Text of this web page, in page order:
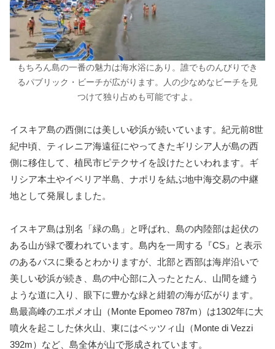
もちろん島の一番の魅力は海水浴にあり。誰でものんびりでき
るパブリック・ビーチが広がります。人の少なめなビーチを見
つけて独り占めも可能ですよ。
イスキア島の西側には美しい砂浜が続いています。紀元前8世
紀中頃、ティレニア海遠征にやってきたギリシア人が島の西
側に移住して、植民市ピテクサイを設けたといわれます。ギ
リシア本土やイベリア半島、ナポリを結ぶ地中海交易の中継
地として発展しました。
イスキア島は別名「緑の島」と呼ばれ、島の内陸部は起伏の
ある山が緑で覆われています。島内を一周する『CS』と表示
のあるバスに乗るとわかりますが、北部と西部は海岸沿いで
美しい砂浜が続き、島の中心部に入ったとたん、山間を縫う
ような道に入り、眼下に豊かな緑と紺碧の海が広がります。
島最高峰のエポメオ山（Monte Epomeo 787m）は1302年に大
噴火を起こした休火山、東にはベッツィ山（Monte di Vezzi
392m）など、島全体が山で形成されています。